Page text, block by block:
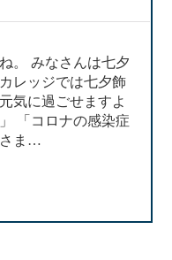
。 みなさんは七夕
レッジでは七夕飾
気に過ごせますよ
「コロナの感染症
さま…